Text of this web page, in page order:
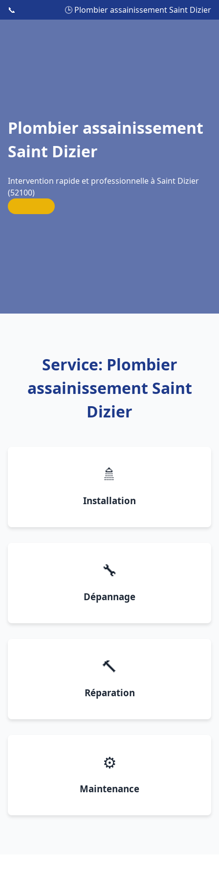
📞 🕒 Plombier assainissement Saint Dizier
Plombier assainissement
Saint Dizier
Intervention rapide et professionnelle à Saint Dizier
(52100)
Service: Plombier
assainissement Saint
Dizier
🚿
Installation
🔧
Dépannage
🔨
Réparation
⚙️
Maintenance